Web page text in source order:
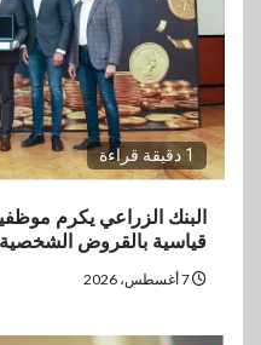
1 دقيقة قراءة
البنك الزراعي يكرم
قياسية بالقروض الشخصية